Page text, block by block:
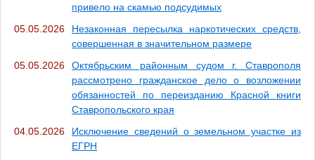
привело на скамью подсудимых
05.05.2026
Незаконная пересылка наркотических средств,
совершенная в значительном размере
05.05.2026
Октябрьским районным судом г. Ставрополя
рассмотрено гражданское дело о возложении
обязанностей по переизданию Красной книги
Ставропольского края
04.05.2026
Исключение сведений о земельном участке из
ЕГРН